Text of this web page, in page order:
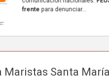
Santa